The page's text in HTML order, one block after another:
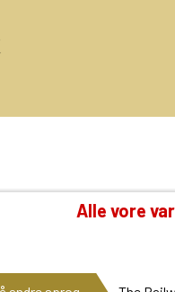
Alle vore